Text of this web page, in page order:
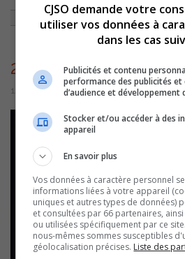
12 décembre 2022 | Par Équipe CJSO
CJSO demande votre
utiliser vos données à
dans les cas
Publicités et contenu
performance des publicités et
d’audience et développement
Stocker et/ou accéder à des
appareil
En savoir plus
Vos données à caractère personnel
informations liées à votre appareil
uniques et autres types de données)
et consultées par 66 partenaires,
ou utilisées spécifiquement par ce
nous-mêmes sommes susceptibles
géolocalisation précises. Liste des